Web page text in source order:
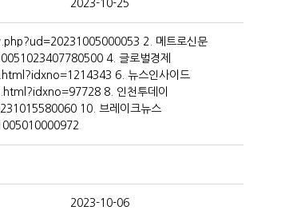
2023-10-25
2. 메트로신문
4. 글로벌경제
6. 뉴스인사이드
8. 인천투데이
10. 브레이크뉴스
2023-10-06